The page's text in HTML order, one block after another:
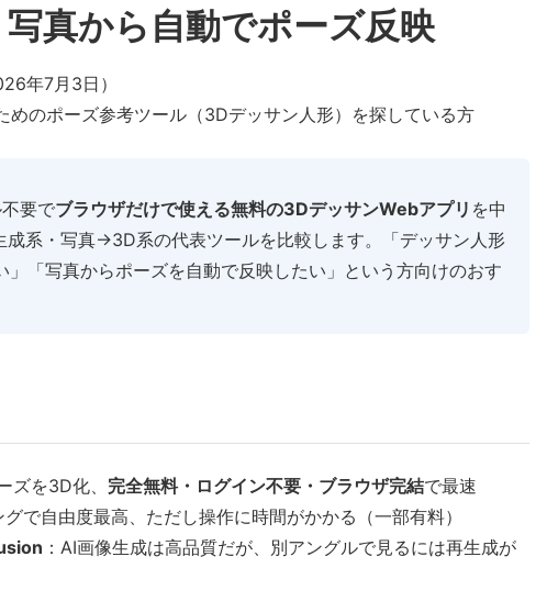
真から自動でポーズ反映
年7月3日）
めのポーズ参考ツール（3Dデッサン人形）を探している方
要でブラウザだけで使える無料の3DデッサンWebアプリ を中
成系・写真→3D系の代表ツールを比較します。「デッサン人形
「写真からポーズを自動で反映したい」という方向けのおす
ズを3D化、 完全無料・ログイン不要・ブラウザ完結で最速
グで自由度最高、ただし操作に時間がかかる（一部有料）
：AI画像生成は高品質だが、別アングルで見るには再生成が